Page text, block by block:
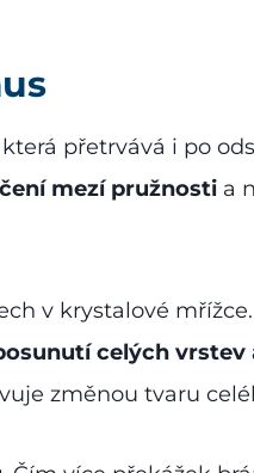
která přetrvává i po
mezí pružnosti a
v krystalové
celých vrstev
změnou tvaru